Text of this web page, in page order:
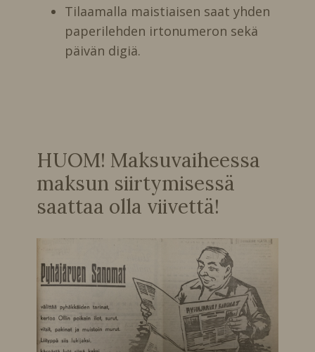
Tilaamalla maistiaisen saat yhden
paperilehden irtonumeron sekä
päivän digiä.
HUOM! Maksuvaiheessa
maksun siirtymisessä
saattaa olla viivettä!